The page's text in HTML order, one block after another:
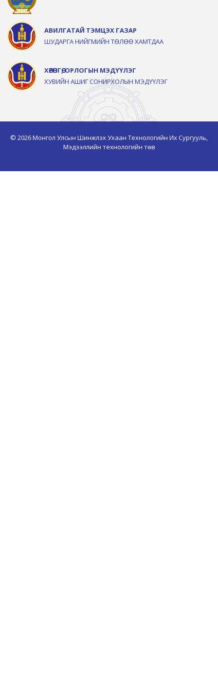
АВИЛГАТАЙ ТЭМЦЭХ ГАЗАР
ШУДАРГА НИЙГМИЙН ТӨЛӨӨ ХАМТДАА
ХӨРӨНГӨ, ОРЛОГЫН МЭДҮҮЛЭГ
ХУВИЙН АШИГ СОНИРХОЛЫН МЭДҮҮЛЭГ
© 2026 Монгол Улсын Шинжлэх Ухаан Технологийн Их Сургууль,
Мэдээллийн технологийн төв